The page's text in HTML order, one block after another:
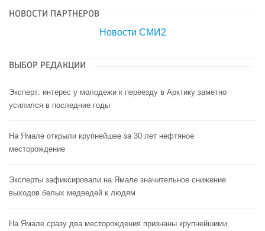
НОВОСТИ ПАРТНЕРОВ
Новости СМИ2
ВЫБОР РЕДАКЦИИ
Эксперт: интерес у молодежи к переезду в Арктику заметно
усилился в последние годы
На Ямале открыли крупнейшее за 30 лет нефтяное
месторождение
Эксперты зафиксировали на Ямале значительное снижение
выходов белых медведей к людям
На Ямале сразу два месторождения признаны крупнейшими